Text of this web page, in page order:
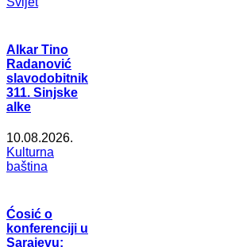
Alkar Tino
Radanović
slavodobitnik
311. Sinjske
alke
10.08.2026.
Kulturna
baština
Ćosić o
konferenciji u
Sarajevu: